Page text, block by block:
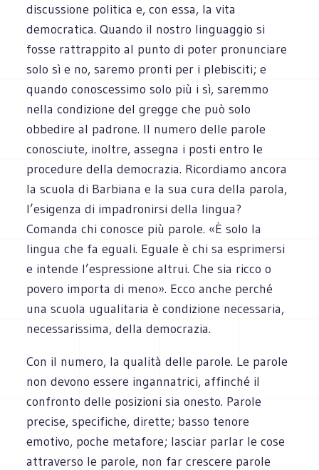
discussione politica e, con essa, la vita
democratica. Quando il nostro linguaggio si
fosse rattrappito al punto di poter pronunciare
solo sì e no, saremo pronti per i plebisciti; e
quando conoscessimo solo più i sì, saremmo
nella condizione del gregge che può solo
obbedire al padrone. Il numero delle parole
conosciute, inoltre, assegna i posti entro le
procedure della democrazia. Ricordiamo ancora
la scuola di Barbiana e la sua cura della parola,
l’esigenza di impadronirsi della lingua?
Comanda chi conosce più parole. «È solo la
lingua che fa eguali. Eguale è chi sa esprimersi
e intende l’espressione altrui. Che sia ricco o
povero importa di meno». Ecco anche perché
una scuola ugualitaria è condizione necessaria,
necessarissima, della democrazia.
Con il numero, la qualità delle parole. Le parole
non devono essere ingannatrici, affinché il
confronto delle posizioni sia onesto. Parole
precise, specifiche, dirette; basso tenore
emotivo, poche metafore; lasciar parlar le cose
attraverso le parole, non far crescere parole